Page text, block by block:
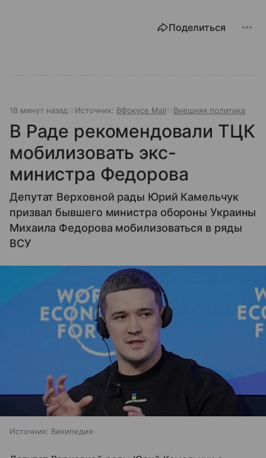
Поделиться
18 минут назад Источник: ВФокусе Mail Внешняя политика
В Раде рекомендовали ТЦК
мобилизовать экс-
министра Федорова
Депутат Верховной рады Юрий Камельчук
призвал бывшего министра обороны Украины
Михаила Федорова мобилизоваться в ряды
ВСУ
Источник: Википедия